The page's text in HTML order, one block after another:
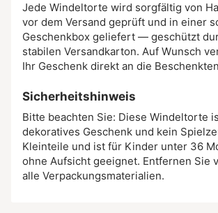
Jede Windeltorte wird sorgfältig von
vor dem Versand geprüft und in einer
Geschenkbox geliefert — geschützt
stabilen Versandkarton. Auf Wunsch
Ihr Geschenk direkt an die
Sicherheitshinweis
Bitte beachten Sie: Diese Windeltorte
dekoratives Geschenk und kein
Kleinteile und ist für Kinder unter 36
ohne Aufsicht geeignet. Entfernen Sie
alle Verpackungsmaterialien.